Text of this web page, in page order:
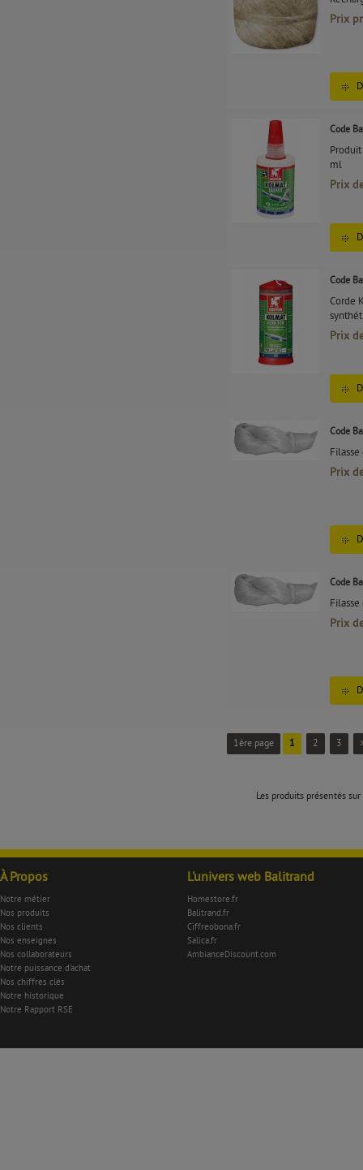
Prix
Code
ml
Prix
Code
Corde
Prix
Code
Prix
Code
Prix
1ère page 1 2 3
Les produits présentés
À Propos
Notre métier
Nos produits
Nos clients
Nos enseignes
Nos collaborateurs
Notre puissance d'achat
Nos chiffres clés
Notre historique
Notre Rapport RSE
L'univers web Balitrand
Homestore.fr
Balitrand.fr
Ciffreobona.fr
Salica.fr
AmbianceDiscount.com